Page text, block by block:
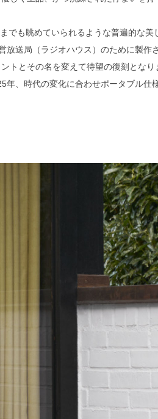
でも眺めていられるような普遍的な
放送局（ラジオハウス）のために製
ントとその名を変えて待望の復刻となり
年、時代の変化に合わせポータブル仕